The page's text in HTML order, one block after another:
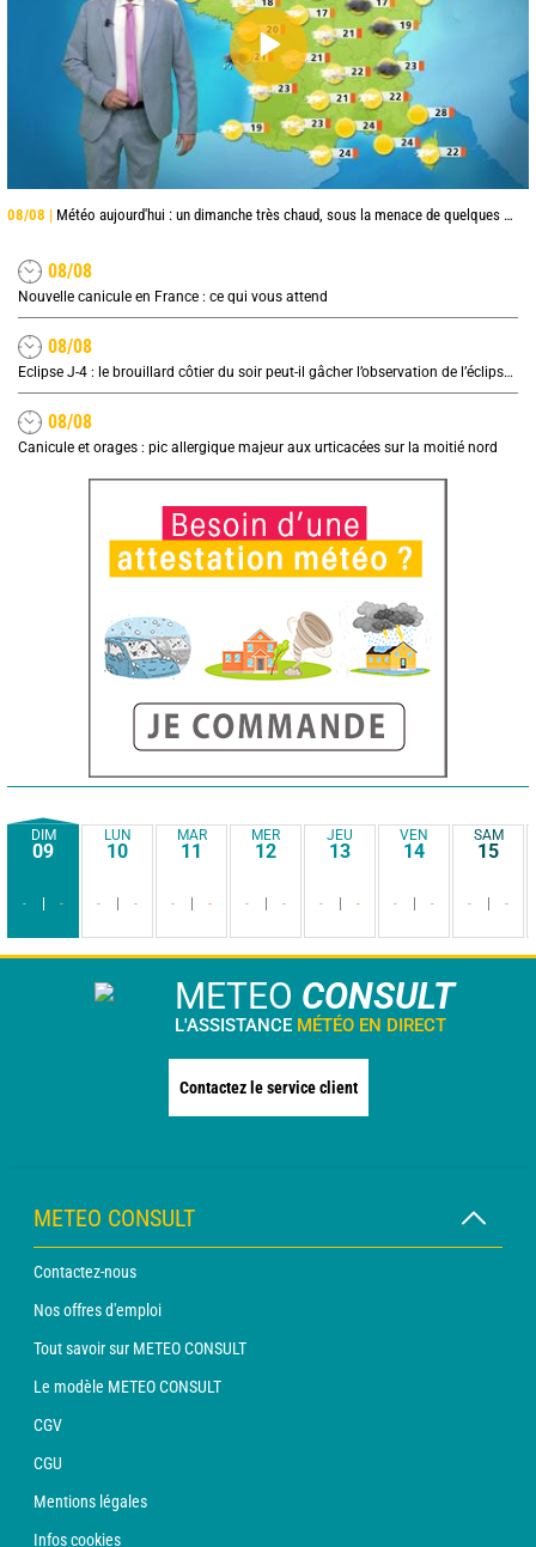
08/08 | Météo aujourd'hui : un dimanche très chaud, sous la menace de quelques orages
08/08
Nouvelle canicule en France : ce qui vous attend
08/08
Eclipse J-4 : le brouillard côtier du soir peut-il gâcher l’observation de l’éclipse à la plage ?
08/08
Canicule et orages : pic allergique majeur aux urticacées sur la moitié nord
DIM
09
- -
LUN
10
- -
MAR
11
- -
MER
12
- -
JEU
13
- -
VEN
14
- -
SAM
15
- -
METEO CONSULT
L'ASSISTANCE MÉTÉO EN DIRECT
Contactez le service client
METEO CONSULT
Contactez-nous
Nos offres d'emploi
Tout savoir sur METEO CONSULT
Le modèle METEO CONSULT
CGV
CGU
Mentions légales
Infos cookies